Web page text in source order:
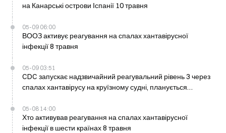
на Канарські острови Іспанії 10 травня
05-09 06:00
ВООЗ активує реагування на спалах хантавірусної
інфекції 8 травня
05-09 03:51
CDC запускає надзвичайний реагувальний рівень 3 через
спалах хантавірусу на круїзному судні, планується
05-08 14:00
Хто активував реагування на спалах хантавірусної
інфекції в шести країнах 8 травня